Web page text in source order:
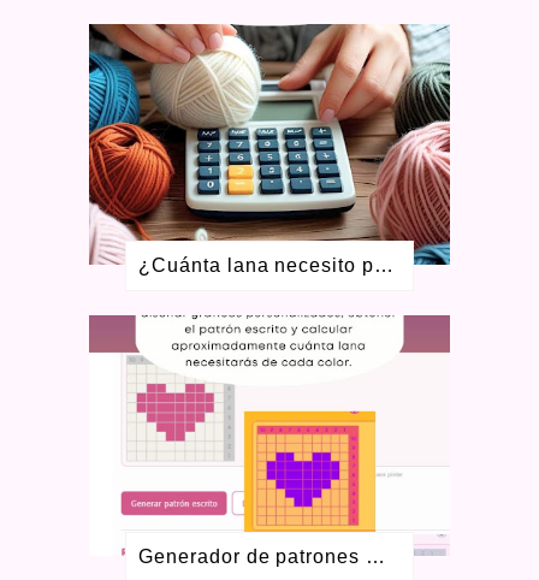
MAYO 2023
1
ABRIL 2023
3
MARZO 2023
1
ENERO 2023
2
SEPTIEMBRE 2022
1
AGOSTO 2022
1
MAYO 2022
1
FEBRERO 2022
2
OCTUBRE 2021
2
ABRIL 2021
4
FEBRERO 2021
4
ENERO 2021
DICIEMBRE 2020
4
NOVIEMBRE 2020
2
JULIO 2020
7
MAYO 2020
4
ABRIL 2020
3
ENERO 2020
2
¿Cuánta lana necesito para tejer? Aprende a calcular ovillos + calculadora gratis
Generador de patrones Colorwork gratis para crochet y dos agujas